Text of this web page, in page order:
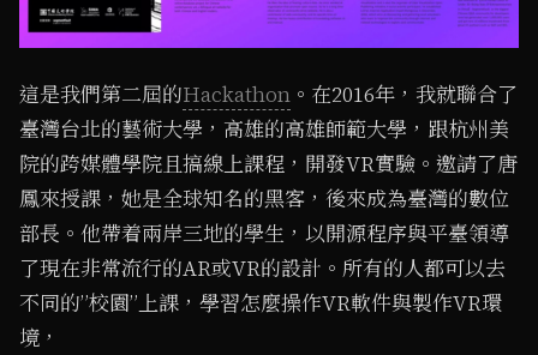
這是我們第二屆的Hackathon 。在2016年，我就聯合了
臺灣台北的藝術大學，高雄的高雄師範大學，跟杭州美
院的跨媒體學院且搞線上課程，開發VR實驗。邀請了唐
鳳來授課，她是全球知名的黑客，後來成為臺灣的數位
部長。他帶着兩岸三地的學生，以開源程序與平臺領導
了現在非常流行的AR或VR的設計。所有的人都可以去
不同的”校園”上課，學習怎麼操作VR軟件與製作VR環
境，